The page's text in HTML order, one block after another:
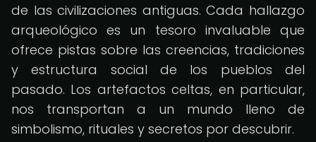
de las civilizaciones antiguas. Cada hallazgo
arqueológico es un tesoro invaluable que
ofrece pistas sobre las creencias, tradiciones
y estructura social de los pueblos del
pasado. Los artefactos celtas, en particular,
nos transportan a un mundo lleno de
simbolismo, rituales y secretos por descubrir.